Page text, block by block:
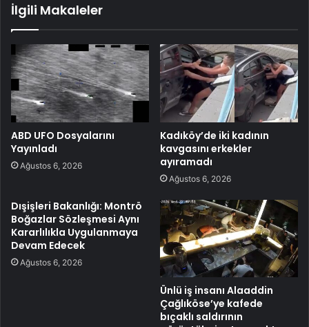
İlgili Makaleler
ABD UFO Dosyalarını
Yayınladı
Ağustos 6, 2026
Kadıköy’de iki kadının
kavgasını erkekler
ayıramadı
Ağustos 6, 2026
Dışişleri Bakanlığı: Montrö
Boğazlar Sözleşmesi Aynı
Kararlılıkla Uygulanmaya
Devam Edecek
Ağustos 6, 2026
Ünlü iş insanı Alaaddin
Çağlıköse’ye kafede
bıçaklı saldırının